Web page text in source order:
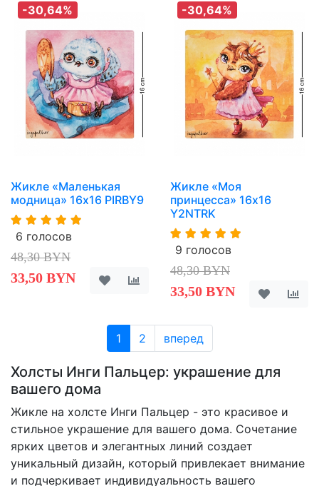
-30,64%
Жикле «Маленькая
модница» 16х16 PIRBY9
6 голосов
48,30 BYN
33,50 BYN
-30,64%
Жикле «Моя
принцесса» 16х16
Y2NTRK
9 голосов
48,30 BYN
33,50 BYN
1 2 вперед
Холсты Инги Пальцер: украшение для
вашего дома
Жикле на холсте Инги Пальцер - это красивое и
стильное украшение для вашего дома. Сочетание
ярких цветов и элегантных линий создает
уникальный дизайн, который привлекает внимание
и подчеркивает индивидуальность вашего